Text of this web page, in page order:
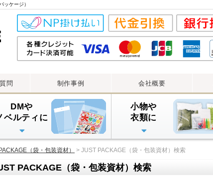
ッケージ）
問 制作事例 会社概要
DMや
ベルティに
透明封筒
透明封筒印刷（大ロット）
透明封筒印刷（小ロット）
アルミ蒸着袋
小物や
衣類に
チャック付透明袋
ラミジップ
（袋・包装資材） > JUST PACKAGE（袋・包装資材）検索
PACKAGE（袋・包装資材）検索